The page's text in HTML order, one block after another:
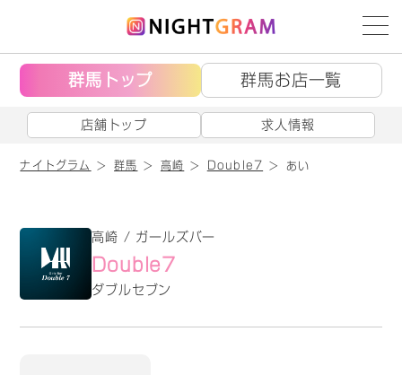
群馬トップ 群馬お店一覧
店舗トップ 求人情報
ナイトグラム 群馬 高崎 Double7 あい
高崎 / ガールズバー
Double7
ダブルセブン